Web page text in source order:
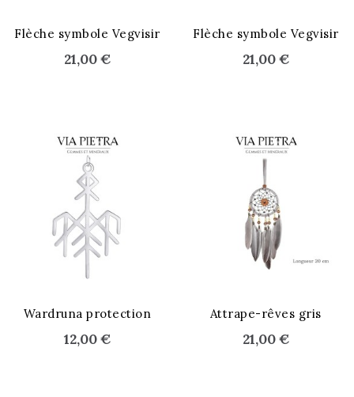
Flèche symbole Vegvisir
21,00 €
Flèche symbole Vegvisir
21,00 €
Wardruna protection
12,00 €
Attrape-rêves gris
21,00 €